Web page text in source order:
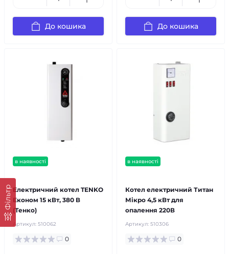
Фільтр
До кошика До кошика
в наявності
Електричний котел TENKO
Економ 15 кВт, 380 В
(Тенко)
Артикул: 510062
0
в наявності
Котел електричний Титан
Мікро 4,5 кВт для
опалення 220В
Артикул: 510306
0